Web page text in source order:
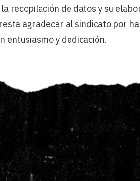
recopilación de datos y su
agradecer al sindicato por
entusiasmo y dedicación.